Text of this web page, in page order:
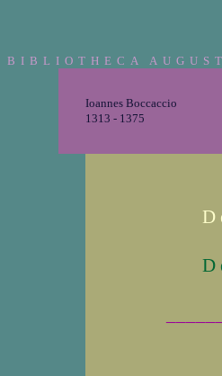
B I B L I O T H E C A A U G U S
Ioannes Boccaccio
1313 - 1375
D
D